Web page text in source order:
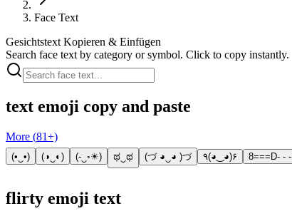
Face Text
Gesichtstext Kopieren & Einfügen
Search face text by category or symbol. Click to copy instantly.
text emoji copy and paste
More (81+)
(•‿•) (◑‿◐) (-‿◦☀) ಥ‿ಥ (づ ◕‿◕ )づ ٩(◕‿◕)۶ 8===D- - -
flirty emoji text